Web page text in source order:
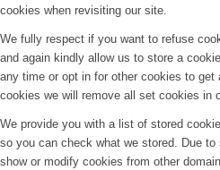
cookies when revisiting our site.
We fully respect if you want to refuse
and again kindly allow us to store a
any time or opt in for other cookies to
cookies we will remove all set cookies in
We provide you with a list of stored
so you can check what we stored. Due
show or modify cookies from other